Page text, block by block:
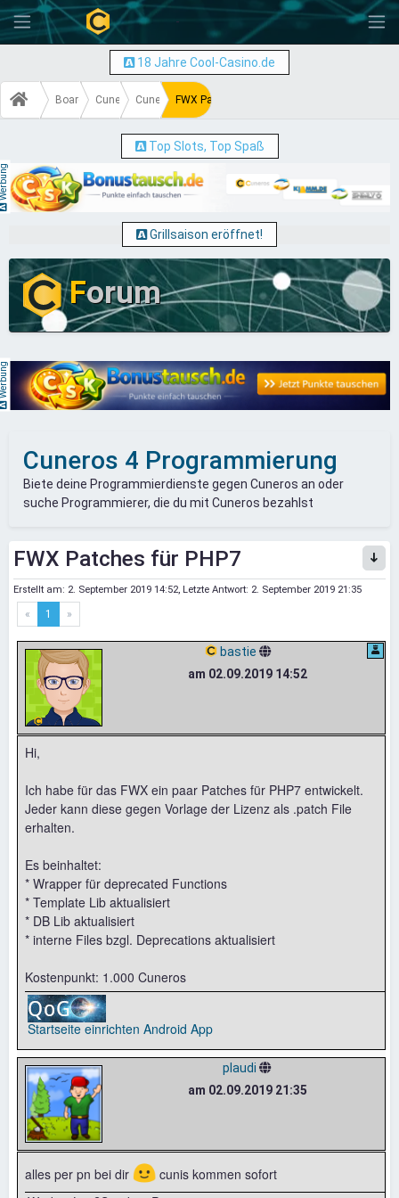
-
18 Jahre Cool-Casino.de
Board Cuneros 4Cuneros 4 Programmierung
FWX Patches für PHP7
Top Slots, Top Spaß
Grillsaison eröffnet!
Forum
Cuneros 4 Programmierung
Biete deine Programmierdienste gegen Cuneros an oder
suche Programmierer, die du mit Cuneros bezahlst
FWX Patches für PHP7
Erstellt am: 2. September 2019 14:52, Letzte Antwort: 2. September 2019 21:35
« 1 »
bastie
am 02.09.2019 14:52
Hi,
Ich habe für das FWX ein paar Patches für PHP7 entwickelt.
Jeder kann diese gegen Vorlage der Lizenz als .patch File
erhalten.
Es beinhaltet:
* Wrapper für deprecated Functions
* Template Lib aktualisiert
* DB Lib aktualisiert
* interne Files bzgl. Deprecations aktualisiert
Kostenpunkt: 1.000 Cuneros
Startseite einrichten Android App
plaudi
am 02.09.2019 21:35
alles per pn bei dir 🙂 cunis kommen sofort